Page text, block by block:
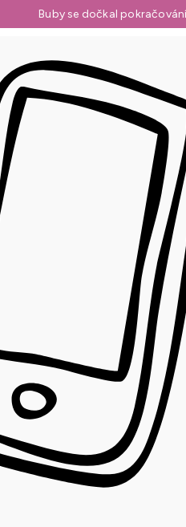
Buby se dočkal pokračování!